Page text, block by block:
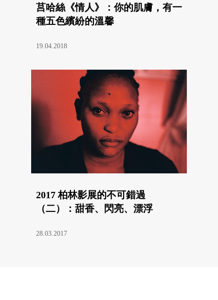
莒哈絲《情人》：你的肌膚，有一
種五色繽紛的溫馨
19.04.2018
2017 柏林影展的不可錯過
（二）：甜香、閃亮、漂浮
28.03.2017